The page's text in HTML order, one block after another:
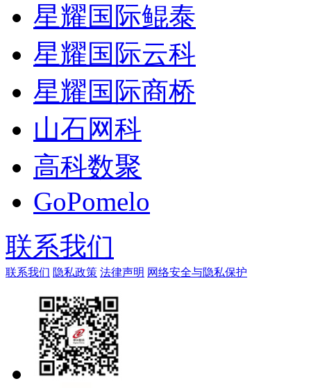
星耀国际鲲泰
星耀国际云科
星耀国际商桥
山石网科
高科数聚
GoPomelo
联系我们
联系我们 隐私政策 法律声明 网络安全与隐私保护